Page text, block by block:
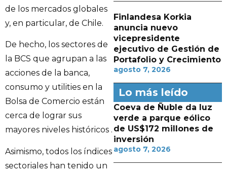
de los mercados globales
y, en particular, de Chile.
De hecho, los sectores de
la BCS que agrupan a las
acciones de la banca,
consumo y utilities en la
Bolsa de Comercio están
cerca de lograr sus
mayores niveles históricos .
Asimismo, todos los índices
sectoriales han tenido un
Finlandesa Korkia
anuncia nuevo
vicepresidente
ejecutivo de Gestión de
Portafolio y Crecimiento
agosto 7, 2026
Lo más leído
Coeva de Ñuble da luz
verde a parque eólico
de US$172 millones de
inversión
agosto 7, 2026